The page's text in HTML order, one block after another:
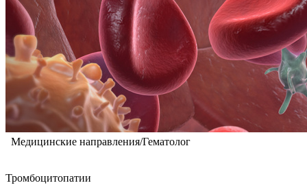
Медицинские направления/Гематолог
Тромбоцитопатии